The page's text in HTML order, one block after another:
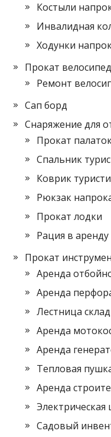
Костыли
Инвалидная
Ходунки
Прокат
Ремонт
Сап борд
Снаряжение для
Прокат
Спальник
Коврик
Рюкзак
Прокат лодки
Рация в аренду
Прокат
Аренда
Аренда
Лестница
Аренда
Аренда
Тепловая
Аренда
Садовый